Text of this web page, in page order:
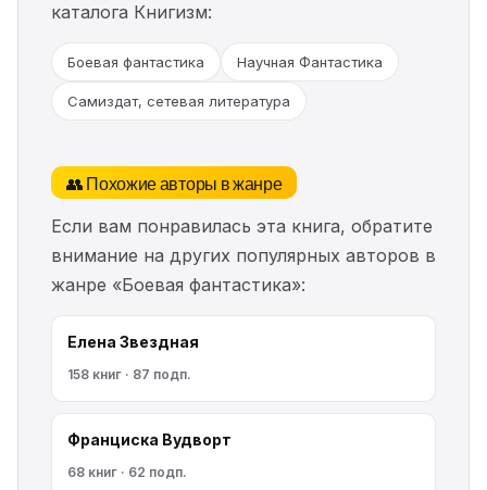
каталога Книгизм:
Боевая фантастика Научная Фантастика
Самиздат, сетевая литература
👥 Похожие авторы в жанре
Если вам понравилась эта книга, обратите
внимание на других популярных авторов в
жанре «Боевая фантастика»:
Елена Звездная
158 книг · 87 подп.
Франциска Вудворт
68 книг · 62 подп.